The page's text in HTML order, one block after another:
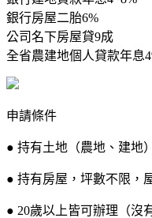
銀行房屋二胎6%
公司名下房屋貸9成
全省農建地個人貸款年息
申請條件
● 持有土地（農地、建地
● 持有房屋，坪數不限，
● 20歲以上皆可辦理（沒